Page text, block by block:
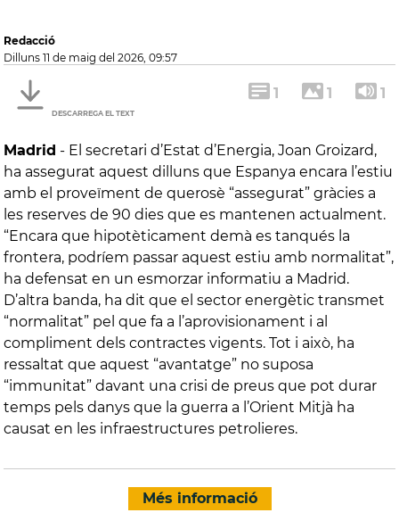
Redacció
dilluns 11 de maig del 2026, 09:57
DESCARREGA EL TEXT
1 1 1
Madrid - El secretari d’Estat d’Energia, Joan Groizard,
ha assegurat aquest dilluns que Espanya encara l’estiu
amb el proveïment de querosè “assegurat” gràcies a
les reserves de 90 dies que es mantenen actualment.
“Encara que hipotèticament demà es tanqués la
frontera, podríem passar aquest estiu amb normalitat”,
ha defensat en un esmorzar informatiu a Madrid.
D’altra banda, ha dit que el sector energètic transmet
“normalitat” pel que fa a l’aprovisionament i al
compliment dels contractes vigents. Tot i això, ha
ressaltat que aquest “avantatge” no suposa
“immunitat” davant una crisi de preus que pot durar
temps pels danys que la guerra a l’Orient Mitjà ha
causat en les infraestructures petrolieres.
Més informació